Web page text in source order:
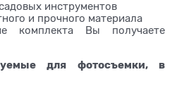
инструментов
и прочного материала
комплекта Вы получаете
для фотосъемки, в